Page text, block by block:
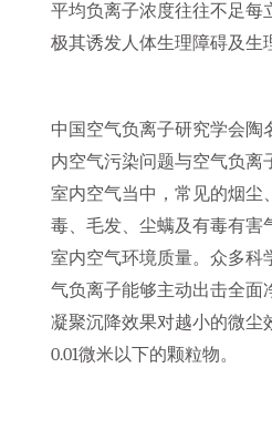
平均负离子浓度往往不足每
极其诱发人体生理障碍及生
中国空气负离子研究学会陶
内空气污染问题与空气负离
室内空气当中，常见的烟尘
毒、毛发、尘螨及有毒有害
室内空气环境质量。众多科
气负离子能够主动出击全面
凝聚沉降效果对越小的微尘
0.01微米以下的颗粒物。